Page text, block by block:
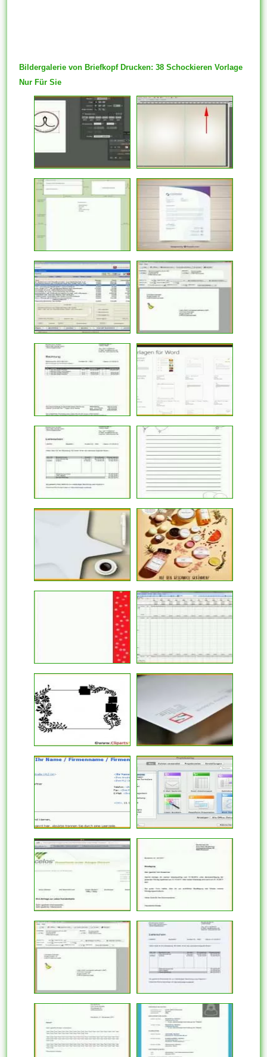
Bildergalerie von Briefkopf Drucken: 38 Schockieren Vorlage
Nur Für Sie